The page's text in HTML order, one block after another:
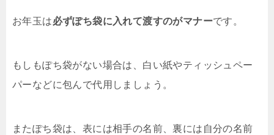
お年玉は必ずぽち袋に入れて渡すのがマナーです。
もしもぽち袋がない場合は、白い紙やティッシュペー
パーなどに包んで代用しましょう。
またぽち袋は、表には相手の名前、裏には自分の名前